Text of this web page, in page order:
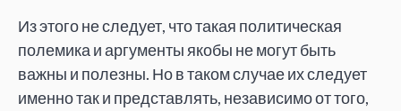
Из этого не следует, что такая политическая
полемика и аргументы якобы не могут быть
важны и полезны. Но в таком случае их следует
именно так и представлять, независимо от того,